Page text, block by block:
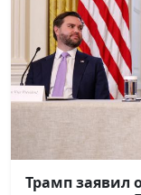
Трамп заявил